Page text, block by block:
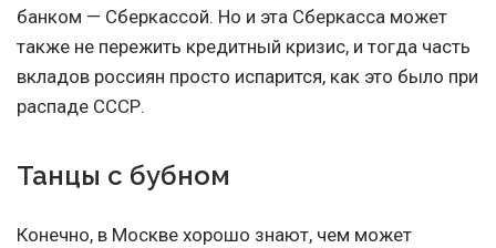
банком — Сберкассой. Но и эта Сберкасса может
также не пережить кредитный кризис, и тогда часть
вкладов россиян просто испарится, как это было при
распаде СССР.
Танцы с бубном
Конечно, в Москве хорошо знают, чем может